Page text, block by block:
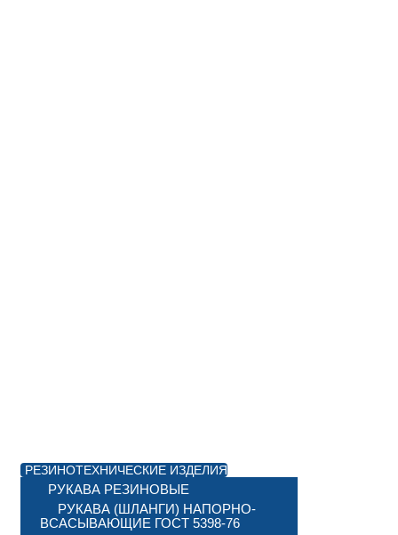
РЕЗИНОТЕХНИЧЕСКИЕ ИЗДЕЛИЯ
РУКАВА РЕЗИНОВЫЕ
РУКАВА (ШЛАНГИ) НАПОРНО-
ВСАСЫВАЮЩИЕ ГОСТ 5398-76